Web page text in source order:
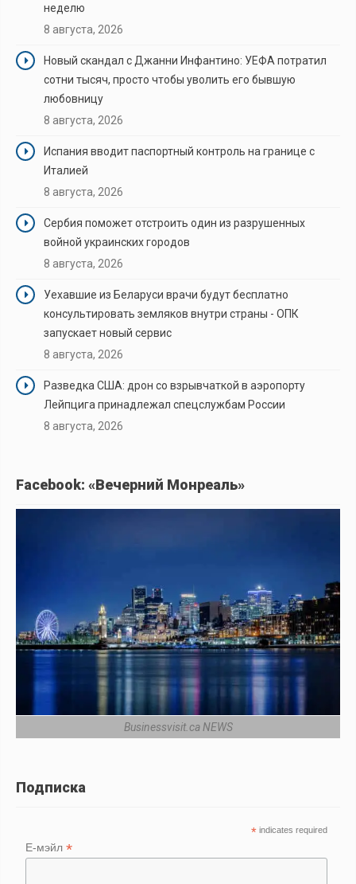
неделю
8 августа, 2026
Новый скандал с Джанни Инфантино: УЕФА потратил
сотни тысяч, просто чтобы уволить его бывшую
любовницу
8 августа, 2026
Испания вводит паспортный контроль на границе с
Италией
8 августа, 2026
Сербия поможет отстроить один из разрушенных
войной украинских городов
8 августа, 2026
Уехавшие из Беларуси врачи будут бесплатно
консультировать земляков внутри страны - ОПК
запускает новый сервис
8 августа, 2026
Разведка США: дрон со взрывчаткой в аэропорту
Лейпцига принадлежал спецслужбам России
8 августа, 2026
Facebook: «Вечерний Монреаль»
Businessvisit.ca NEWS
Подписка
* indicates required
Е-мэйл*